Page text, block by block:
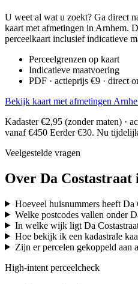
U weet al wat u zoekt? Ga direct
kaart met afmetingen in Arnhem.
perceelkaart inclusief indicatieve
Perceelgrenzen op kaart
Indicatieve maatvoering
PDF · actieprijs €9 · direct
Bekijk kaart met afmetingen
Kadaster €2,95 (zonder maten) ·
vanaf €450 Eerder €30. Nu
Veelgestelde vragen
Over Da Costastraat
Hoeveel huisnummers heeft Da
Welke postcodes vallen onder
In welke wijk ligt Da
Hoe bekijk ik een kadastrale
Zijn er percelen gekoppeld aan
High-intent perceelcheck